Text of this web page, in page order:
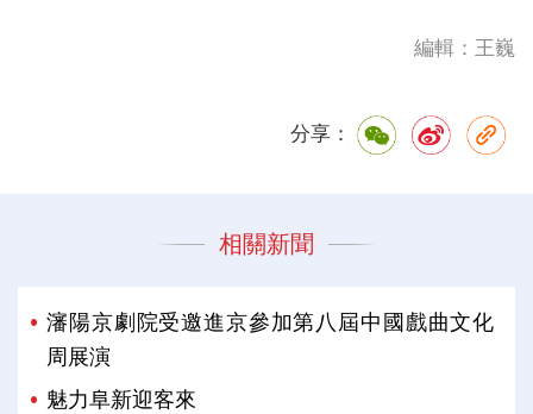
編輯：王巍
分享：
相關新聞
瀋陽京劇院受邀進京參加第八屆中國戲曲文化
周展演
魅力阜新迎客來